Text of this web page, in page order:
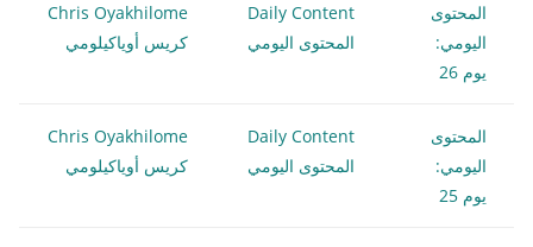
المحتوى
اليومي:
يوم 26
Daily Content
المحتوى اليومي
Chris Oyakhilome
كريس أوياكيلومي
المحتوى
اليومي:
يوم 25
Daily Content
المحتوى اليومي
Chris Oyakhilome
كريس أوياكيلومي